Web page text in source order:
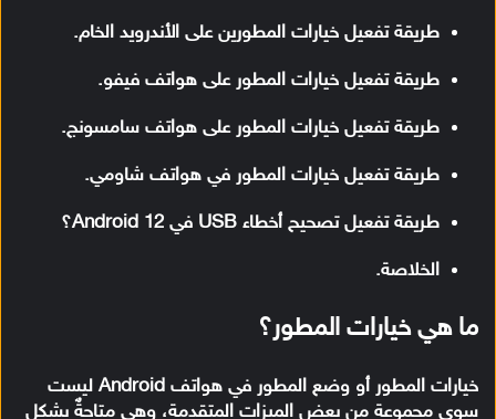
طريقة تفعيل خيارات المطورين على الأندرويد الخام.
طريقة تفعيل خيارات المطور على هواتف فيفو.
طريقة تفعيل خيارات المطور على هواتف سامسونج.
طريقة تفعيل خيارات المطور في هواتف شاومي.
طريقة تفعيل تصحيح أخطاء USB في Android 12؟
الخلاصة.
ما هي خيارات المطور؟
خيارات المطور أو وضع المطور في هواتف Android ليست
سوى مجموعة من بعض الميزات المتقدمة، وهي متاحةٌ بشكل